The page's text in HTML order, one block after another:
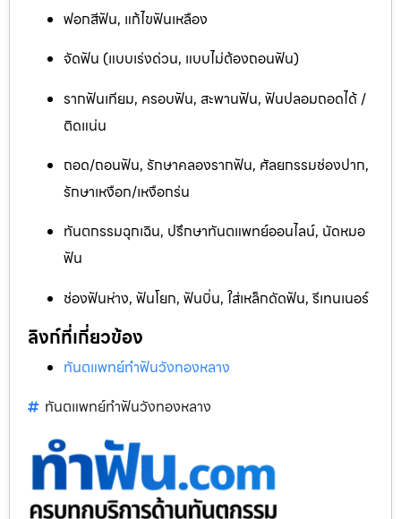
ฟอกสีฟัน, แก้ไขฟันเหลือง
จัดฟัน (แบบเร่งด่วน, แบบไม่ต้องถอนฟัน)
รากฟันเทียม, ครอบฟัน, สะพานฟัน, ฟันปลอมถอดได้ /
ติดแน่น
ถอด/ถอนฟัน, รักษาคลองรากฟัน, ศัลยกรรมช่องปาก,
รักษาเหงือก/เหงือกร่น
ทันตกรรมฉุกเฉิน, ปรึกษาทันตแพทย์ออนไลน์, นัดหมอ
ฟัน
ช่องฟันห่าง, ฟันโยก, ฟันบิ่น, ใส่เหล็กดัดฟัน, รีเทนเนอร์
ลิงก์ที่เกี่ยวข้อง
ทันตแพทย์ทำฟันวังทองหลาง
ทันตแพทย์ทำฟันวังทองหลาง